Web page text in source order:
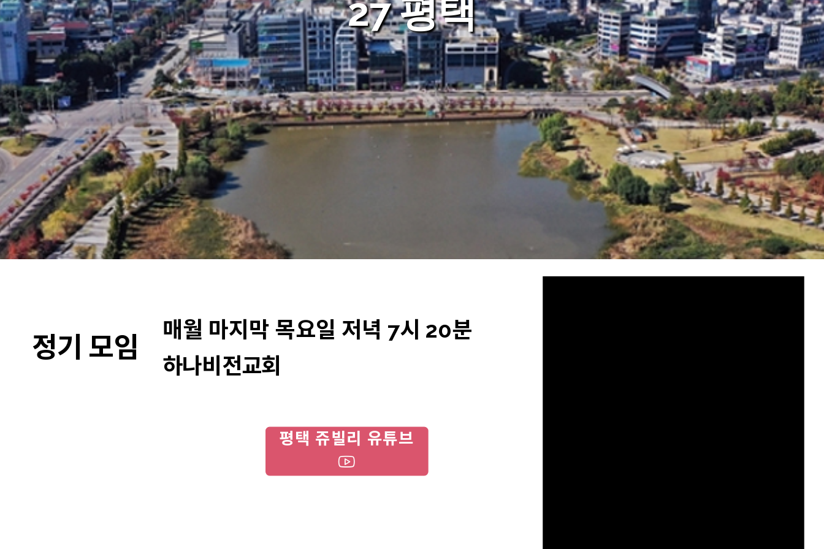
27 평택
정기 모임
매월 마지막 목요일 저녁 7시 20분
하나비전교회
평택 쥬빌리 유튜브